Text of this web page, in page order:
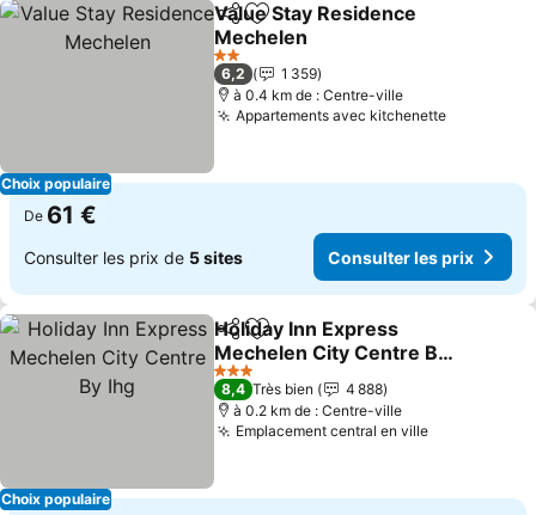
Choix populaire
PartagerAjouter à mes favoris
Value Stay Residence
Mechelen
Consulter les prix
2 Étoiles
6,2
1 359
à 0.4 km de : Centre-ville
Appartements avec kitchenette
De 61 €
Consulter les prix de 5 sites Consulter les prix
Choix populaire
PartagerAjouter à mes favoris
Holiday Inn Express
Mechelen City Centre By
Ihg
Consulter les prix
3 Étoiles
8,4 Très bien
4 888
à 0.2 km de : Centre-ville
Emplacement central en villeConsulter